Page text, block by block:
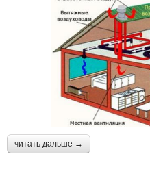
читать дальше →